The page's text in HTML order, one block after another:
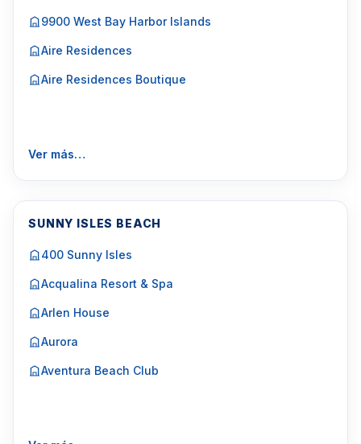
9900 West Bay Harbor Islands
Aire Residences
Aire Residences Boutique
Ver más…
SUNNY ISLES BEACH
400 Sunny Isles
Acqualina Resort & Spa
Arlen House
Aurora
Aventura Beach Club